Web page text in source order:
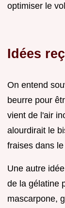
optimiser le
Idées
On entend
beurre pour
vient de l'air
alourdirait le
fraises dans
Une autre
de la gélatine
mascarpone,